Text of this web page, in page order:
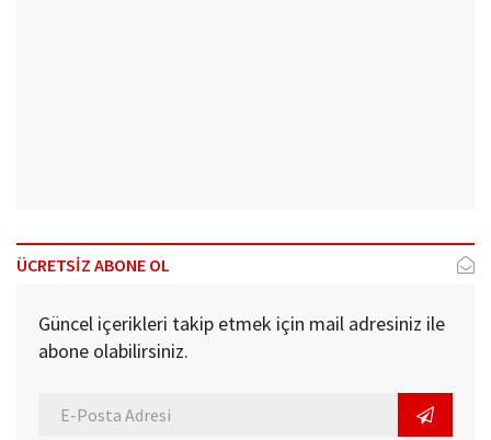
ÜCRETSİZ ABONE OL
Güncel içerikleri takip etmek için mail adresiniz ile
abone olabilirsiniz.